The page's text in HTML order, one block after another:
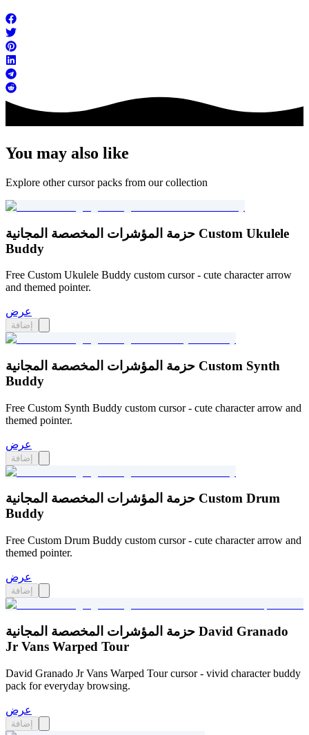
You may also like
Explore other cursor packs from our collection
حزمة المؤشرات المخصصة المجانية Custom Ukulele
Buddy
Free Custom Ukulele Buddy custom cursor - cute character arrow
and themed pointer.
عرض
إضافة
حزمة المؤشرات المخصصة المجانية Custom Synth
Buddy
Free Custom Synth Buddy custom cursor - cute character arrow and
themed pointer.
عرض
إضافة
حزمة المؤشرات المخصصة المجانية Custom Drum
Buddy
Free Custom Drum Buddy custom cursor - cute character arrow and
themed pointer.
عرض
إضافة
حزمة المؤشرات المخصصة المجانية David Granado
Jr Vans Warped Tour
David Granado Jr Vans Warped Tour cursor - vivid character buddy
pack for everyday browsing.
عرض
إضافة